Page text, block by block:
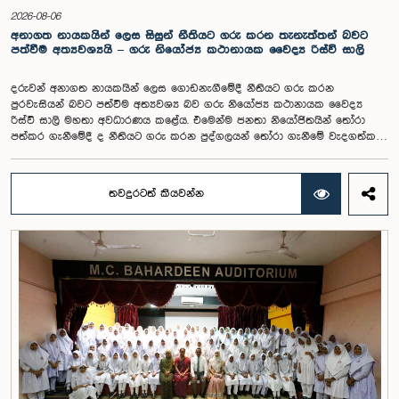
2026-08-06
අනාගත නායකයින් ලෙස ‍සිසුන් නීතියට ගරු කරන තැනැත්තන් බවට
පත්වීම අත්‍යවශ්‍යයි – ගරු නියෝජ්‍ය කථානායක වෛද්‍ය රිස්වි සාලි
දරුවන් අනාගත නායකයින් ලෙස ‍ගොඩනැගීමේදී නීතියට ගරු කරන
පුරවැසියන් බවට පත්වීම අත්‍යවශ්‍ය බව ගරු නියෝජ්‍ය කථානායක වෛද්‍ය
රිස්වි සාලි මහතා අවධාරණය කළේය. එමෙන්ම ජනතා නියෝජිතයින් තෝරා
පත්කර ගැනීමේදී ද නීතියට ගරු කරන පුද්ගලයන් තෝරා ගැනීමේ වැදගත්කම
ආරාධිත අමුත්තා ලෙස එක්වෙමින් නියෝජ්‍ය කථානායකවරයා මේ අදහස් පළ
කළේය.බොගවන්තලාව ටියෙන්සින් දෙමළ මහා විද්‍යාලයේ ශිෂ්‍ය ශිෂ්‍යාවන් වෙත
පාර්ලිමේන්තු කටයුතු පිළිබඳ ප්‍රායෝගික අත්දැකීම් සහ ප්‍රජාතන්ත්‍රවාදී පාලන
ක්‍රියාවලිය පිළිබඳ අවබෝධයක් ලබාදීමේ අරමුණින් ජනාධිපති ලේකම්
කාර්යාලය, ශ්‍රී ලංකා පාර්ලිමේන්තුවේ සන්නිවේදන දෙපාර්තමේන්තුව සහ
අධ්‍යාපන අමාත්‍යාංශය එක්ව මෙම වැඩසටහන සංවිධානය කර තිබිණි.මෙහිදී
වැඩිදුරටත් අදහස් දැක්වූ නියෝජ්‍ය කථානායකවරයා දරුවන් සිසු අවධියේ
සිටම විනයට ප්‍රමුඛත්වය ලබාදිය යුතු බවත්, දෙමාපියන්, ගුරුවරුන් ඇතුළු
වැඩිහිටියන්ට ගරු කරමින් ජීවිතයේ දුෂ්කරතා හඳුනාගෙන ඉදිරියට යාම සඳහා
කැපවිය යුතු බවත් අවධාරණය කළේය.මෙම අවස්ථාවට එක්වූ ගරු නියෝජ්‍ය
කාරක සභා සභාපතිනි හේමාලි වීරසේකර මහත්මිය, වතුකර ප්‍රජාව නියෝජනය
කරන සිසුන් විවිධ අභියෝග මධ්‍යයේ අධ්‍යාපනය හදාරමින් රටේ සංවර්ධනයට
දායක වන බවත්, විෂය නිර්දේශයට පමණක් සීමා නොවී නායකත්වය,
තවදුරටත් කියවන්න